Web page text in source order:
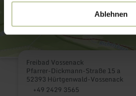
Ablehnen
Freibad Vossenack
Pfarrer-Dickmann-Straße 15 a
52393 Hürtgenwald-Vossenack
+49 2429 3565